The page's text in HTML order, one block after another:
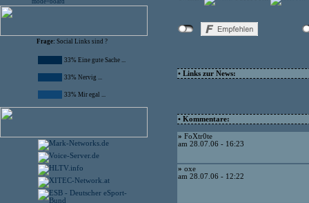
Frage: Social Links sind ?
33% Eine gute Sache ...
33% Nervig ...
33% Mir egal ...
• Links zur News:
• Kommentare:
» FoXtr0te
am 28.07.06 - 16:23
» oxe
am 28.07.06 - 12:22